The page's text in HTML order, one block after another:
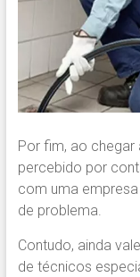
Por fim, ao
percebido por
com uma
de problema.
Contudo, ainda
de técnicos